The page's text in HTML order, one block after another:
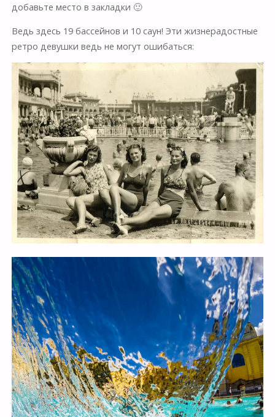
добавьте место в закладки 🙂
Ведь здесь 19 бассейнов и 10 саун! Эти жизнерадостные
ретро девушки ведь не могут ошибаться: